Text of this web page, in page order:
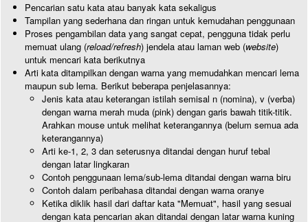
Pencarian satu kata atau banyak kata sekaligus
Tampilan yang sederhana dan ringan untuk kemudahan penggunaan
Proses pengambilan data yang sangat cepat, pengguna tidak perlu
memuat ulang (reload/refresh) jendela atau laman web (website)
untuk mencari kata berikutnya
Arti kata ditampilkan dengan warna yang memudahkan mencari lema
maupun sub lema. Berikut beberapa penjelasannya:
Jenis kata atau keterangan istilah semisal n (nomina), v (verba)
dengan warna merah muda (pink) dengan garis bawah titik-titik.
Arahkan mouse untuk melihat keterangannya (belum semua ada
keterangannya)
Arti ke-1, 2, 3 dan seterusnya ditandai dengan huruf tebal
dengan latar lingkaran
Contoh penggunaan lema/sub-lema ditandai dengan warna biru
Contoh dalam peribahasa ditandai dengan warna oranye
Ketika diklik hasil dari daftar kata "Memuat", hasil yang sesuai
dengan kata pencarian akan ditandai dengan latar warna kuning